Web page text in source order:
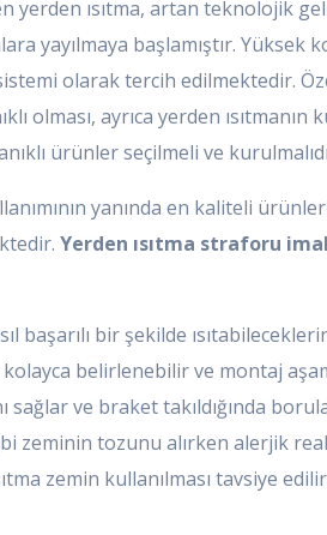
yerden ısıtma, artan teknolojik
yayılmaya başlamıştır. Yüksek
olarak tercih edilmektedir.
olması, ayrıca yerden ısıtmanın
ürünler seçilmeli ve
yanında en kaliteli
Yerden ısıtma straforu
başarılı bir şekilde
belirlenebilir ve montaj
ve braket takıldığında
zeminin tozunu alırken alerjik
zemin kullanılması tavsiye